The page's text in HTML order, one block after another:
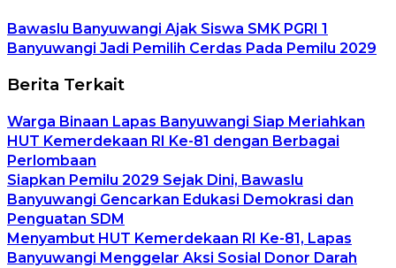
Bawaslu Banyuwangi Ajak Siswa SMK PGRI 1
Banyuwangi Jadi Pemilih Cerdas Pada Pemilu 2029
Berita Terkait
Warga Binaan Lapas Banyuwangi Siap Meriahkan
HUT Kemerdekaan RI Ke-81 dengan Berbagai
Perlombaan
Siapkan Pemilu 2029 Sejak Dini, Bawaslu
Banyuwangi Gencarkan Edukasi Demokrasi dan
Penguatan SDM
Menyambut HUT Kemerdekaan RI Ke-81, Lapas
Banyuwangi Menggelar Aksi Sosial Donor Darah